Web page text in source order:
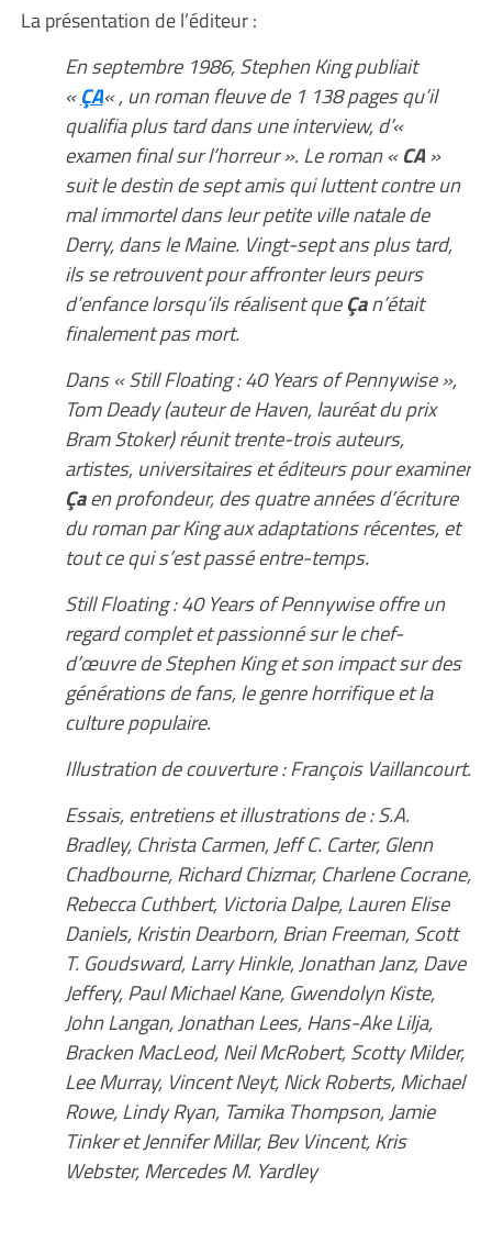
La présentation de l’éditeur :
En septembre 1986, Stephen King publiait
«ÇA« , un roman fleuve de 1 138 pages qu’il
qualifia plus tard dans une interview, d’«
examen final sur l’horreur ». Le roman «CA»
suit le destin de sept amis qui luttent contre un
mal immortel dans leur petite ville natale de
Derry, dans le Maine. Vingt-sept ans plus tard,
ils se retrouvent pour affronter leurs peurs
d’enfance lorsqu’ils réalisent queÇan’était
finalement pas mort.
Dans « Still Floating : 40 Years of Pennywise »,
Tom Deady (auteur de Haven, lauréat du prix
Bram Stoker) réunit trente-trois auteurs,
artistes, universitaires et éditeurs pour examiner
Çaen profondeur, des quatre années d’écriture
du roman par King aux adaptations récentes, et
tout ce qui s’est passé entre-temps.
Still Floating : 40 Years of Pennywise offre un
regard complet et passionné sur le chef-
d’œuvre de Stephen King et son impact sur des
générations de fans, le genre horrifique et la
culture populaire.
Illustration de couverture : François Vaillancourt.
Essais, entretiens et illustrations de :S.A.
Bradley, Christa Carmen, Jeff C. Carter, Glenn
Chadbourne, Richard Chizmar, Charlene Cocrane,
Rebecca Cuthbert, Victoria Dalpe, Lauren Elise
Daniels, Kristin Dearborn, Brian Freeman, Scott
T. Goudsward, Larry Hinkle, Jonathan Janz, Dave
Jeffery, Paul Michael Kane, Gwendolyn Kiste,
John Langan, Jonathan Lees, Hans-Ake Lilja,
Bracken MacLeod, Neil McRobert, Scotty Milder,
Lee Murray, Vincent Neyt, Nick Roberts, Michael
Rowe, Lindy Ryan, Tamika Thompson, Jamie
Tinker et Jennifer Millar, Bev Vincent, Kris
Webster, Mercedes M. Yardley